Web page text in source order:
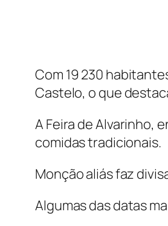
Com 19 230
Castelo, o que
A Feira de Alvarinho,
comidas tradicionais.
Monção aliás faz
Algumas das datas